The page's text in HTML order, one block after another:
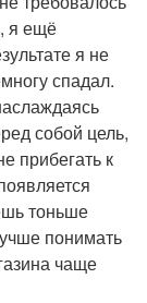
я ещё
я не
спадал.
собой цель,
прибегать к
тоньше
понимать
чаще